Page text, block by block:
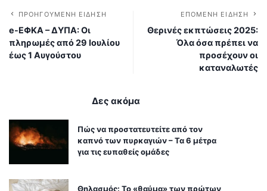
ΠΡΟΗΓΟΎΜΕΝΗ ΕΊΔΗΣΗ
e-ΕΦΚΑ – ΔΥΠΑ: Οι
πληρωμές από 29 Ιουλίου
έως 1 Αυγούστου
ΕΠΌΜΕΝΗ ΕΊΔΗΣΗ
Θερινές εκπτώσεις 2025:
Όλα όσα πρέπει να
προσέχουν οι
καταναλωτές
Δες ακόμα
Πώς να προστατευτείτε από τον
καπνό των πυρκαγιών – Τα 6 μέτρα
για τις ευπαθείς ομάδες
Θηλασμός: Το «θαύμα» των πρώτων